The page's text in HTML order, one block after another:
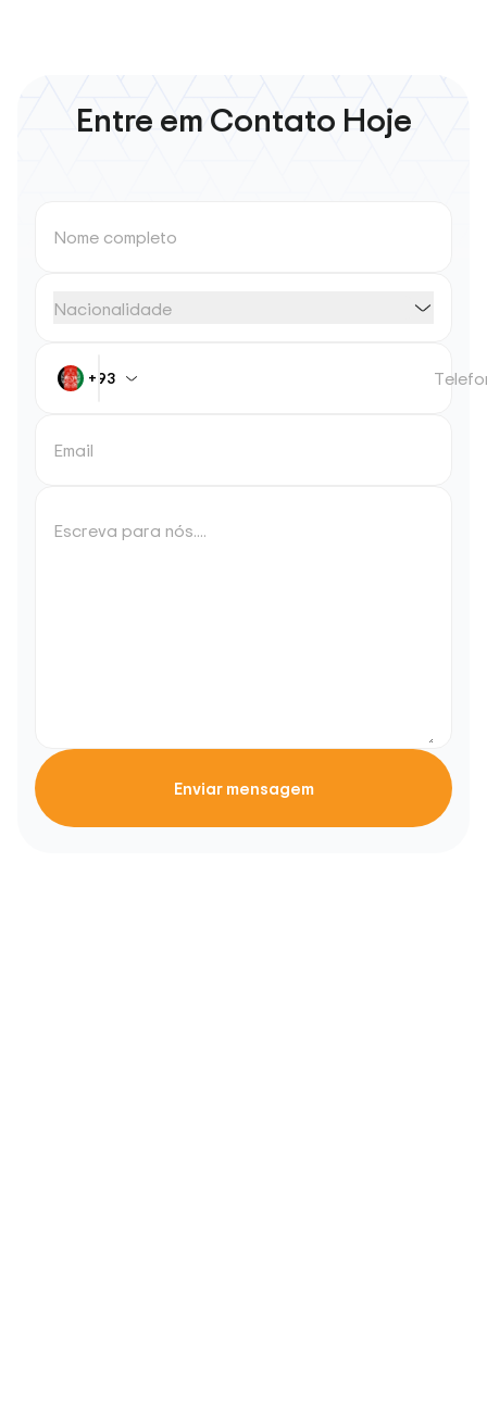
Entre em Contato Hoje
Nome completo
Nacionalidade
+93
Email
Escreva para nós....
Enviar mensagem